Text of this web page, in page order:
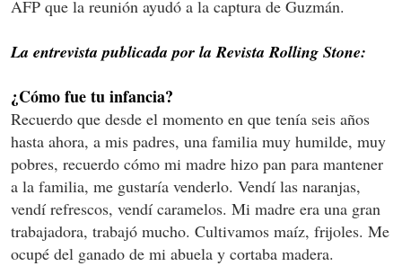
AFP que la reunión ayudó a la captura de Guzmán.
La entrevista publicada por la Revista Rolling Stone:
¿Cómo fue tu infancia?
Recuerdo que desde el momento en que tenía seis años
hasta ahora, a mis padres, una familia muy humilde, muy
pobres, recuerdo cómo mi madre hizo pan para mantener
a la familia, me gustaría venderlo. Vendí las naranjas,
vendí refrescos, vendí caramelos. Mi madre era una gran
trabajadora, trabajó mucho. Cultivamos maíz, frijoles. Me
ocupé del ganado de mi abuela y cortaba madera.